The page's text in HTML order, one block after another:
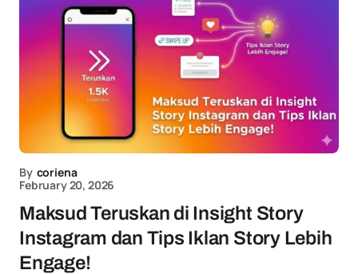
By coriena
February 20, 2026
Maksud Teruskan di Insight Story
Instagram dan Tips Iklan Story Lebih
Engage!